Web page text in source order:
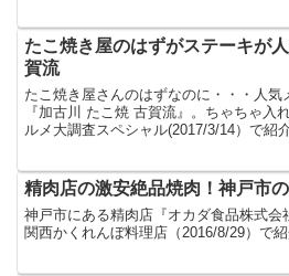
たこ焼き屋のはずがステーキが
賀流
たこ焼き屋さんのはずなのに・・・人気
『加古川 たこ焼 古賀流』。ちゃちゃ入
ルメ大調査スペシャル(2017/3/14）で紹介
精肉店の激安絶品焼肉！神戸市
神戸市にある精肉店『オカダ食品株式会
関西かくれんぼ料理店（2016/8/29）で紹